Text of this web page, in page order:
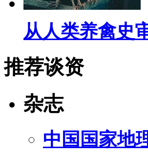
从人类养禽史
推荐谈资
杂志
中国国家地